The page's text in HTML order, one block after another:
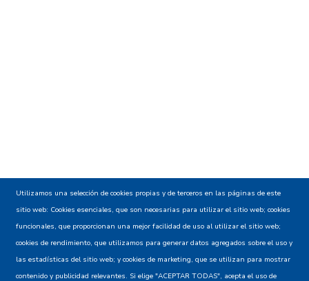
Utilizamos una selección de cookies propias y de terceros en las páginas de este
sitio web: Cookies esenciales, que son necesarias para utilizar el sitio web; cookies
funcionales, que proporcionan una mejor facilidad de uso al utilizar el sitio web;
cookies de rendimiento, que utilizamos para generar datos agregados sobre el uso y
las estadísticas del sitio web; y cookies de marketing, que se utilizan para mostrar
contenido y publicidad relevantes. Si elige "ACEPTAR TODAS", acepta el uso de